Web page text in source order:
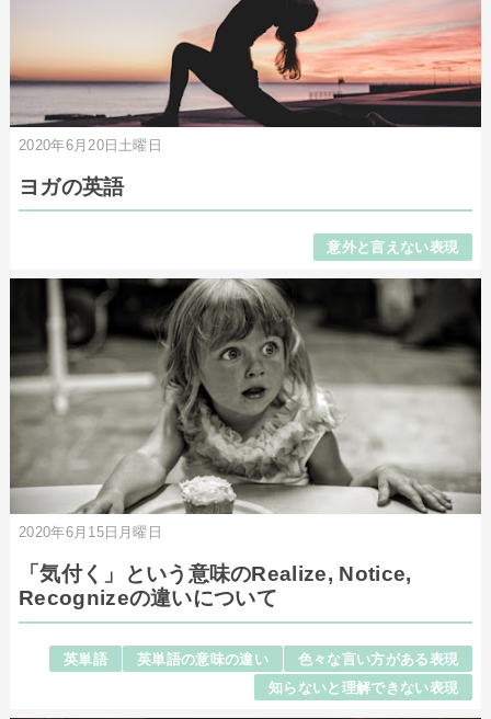
2020年6月20日土曜日
ヨガの英語
意外と言えない表現
2020年6月15日月曜日
「気付く」という意味のRealize, Notice,
Recognizeの違いについて
英単語 英単語の意味の違い
色々な言い方がある表現
知らないと理解できない表現